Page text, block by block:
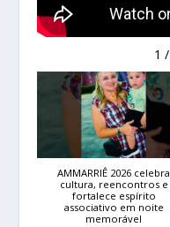
1 /
AMMARRIÊ 2026 celebra
cultura, reencontros e
fortalece espírito
associativo em noite
memorável